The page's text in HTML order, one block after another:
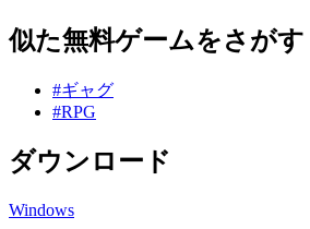
似た無料ゲームをさがす
#ギャグ
#RPG
ダウンロード
Windows